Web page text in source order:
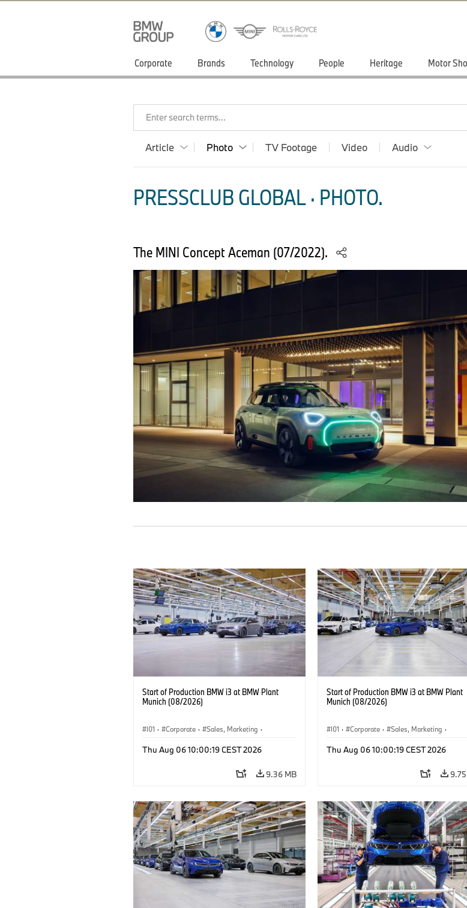
Corporate Brands Technology People Heritage Motor
Enter search terms...
Article Photo TV Footage Video Audio
PRESSCLUB GLOBAL · PHOTO.
The MINI Concept Aceman (07/2022).
Start of Production BMW i3 at BMW Plant
Munich (08/2026)
I01 · Corporate · Sales, Marketing ·
Thu Aug 06 10:00:19 CEST 2026
9.36 MB
Start of Production BMW i3 at BMW Plant
Munich (08/2026)
I01 · Corporate · Sales, Marketing ·
Thu Aug 06 10:00:19 CEST 2026